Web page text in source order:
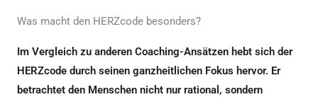
Was macht den HERZcode besonders?
Im Vergleich zu anderen Coaching-Ansätzen hebt sich der
HERZcode durch seinen ganzheitlichen Fokus hervor. Er
betrachtet den Menschen nicht nur rational, sondern